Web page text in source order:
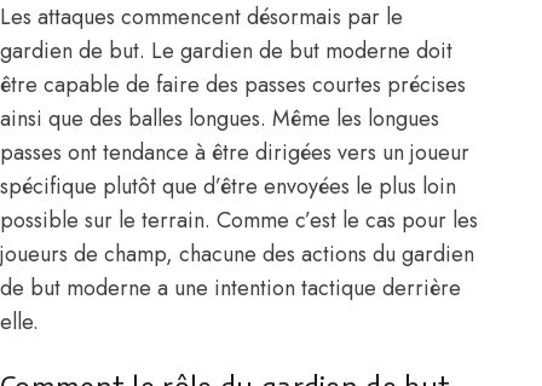
Les attaques commencent désormais par le
gardien de but. Le gardien de but moderne doit
être capable de faire des passes courtes précises
ainsi que des balles longues. Même les longues
passes ont tendance à être dirigées vers un joueur
spécifique plutôt que d’être envoyées le plus loin
possible sur le terrain. Comme c’est le cas pour les
joueurs de champ, chacune des actions du gardien
de but moderne a une intention tactique derrière
elle.